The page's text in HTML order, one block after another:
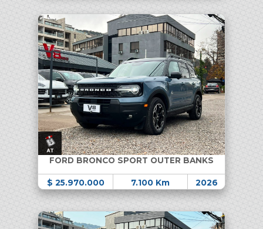
FORD BRONCO SPORT OUTER BANKS
$ 25.970.000 7.100 Km 2026